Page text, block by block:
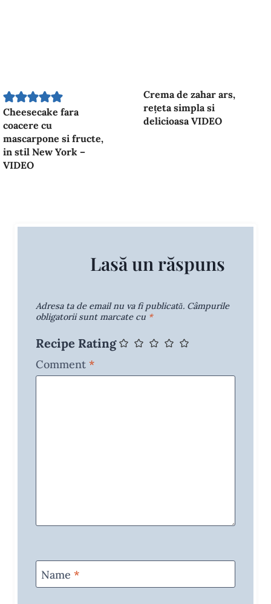
Cheesecake fara
coacere cu
mascarpone si fructe,
in stil New York –
VIDEO
Crema de zahar ars,
rețeta simpla si
delicioasa VIDEO
Lasă un răspuns
Adresa ta de email nu va fi publicată. Câmpurile
obligatorii sunt marcate cu *
Recipe Rating
Comment *
Name *